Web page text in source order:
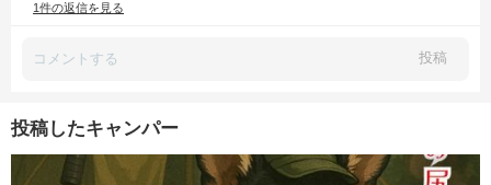
1件の返信を見る
投稿
投稿したキャンパー